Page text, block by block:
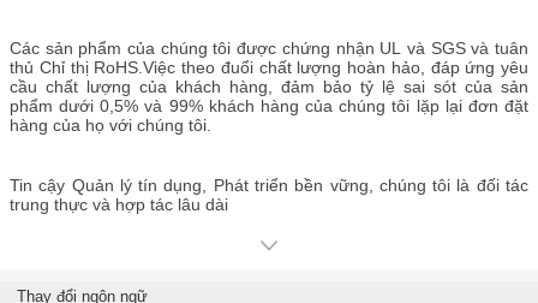
Các sản phẩm của chúng tôi được chứng nhận UL và SGS và tuân
thủ Chỉ thị RoHS.Việc theo đuổi chất lượng hoàn hảo, đáp ứng yêu
cầu chất lượng của khách hàng, đảm bảo tỷ lệ sai sót của sản
phẩm dưới 0,5% và 99% khách hàng của chúng tôi lặp lại đơn đặt
hàng của họ với chúng tôi.
Tin cậy Quản lý tín dụng, Phát triển bền vững, chúng tôi là đối tác
trung thực và hợp tác lâu dài
Thay đổi ngôn ngữ